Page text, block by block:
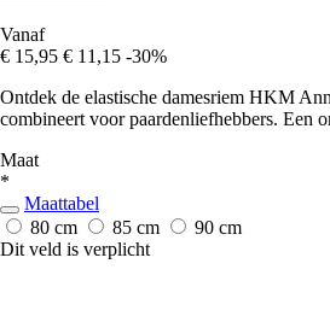
Vanaf
€ 15,95 € 11,15 -30%
Ontdek de elastische damesriem HKM
combineert voor paardenliefhebbers. Een
Maat
*
Maattabel
80 cm
85 cm
90 cm
Dit veld is verplicht